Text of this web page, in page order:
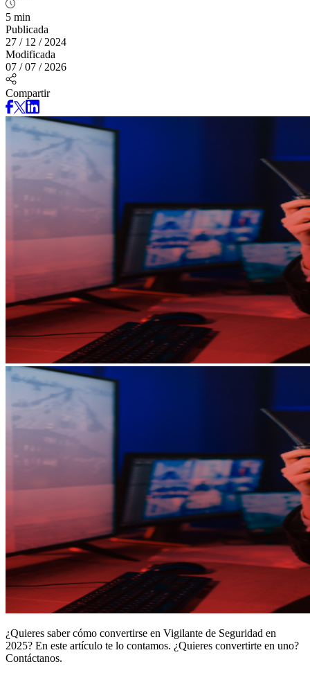
5 min
Publicada
27 / 12 / 2024
Modificada
07 / 07 / 2026
Compartir
¿Quieres saber cómo convertirse en Vigilante de Seguridad en
2025? En este artículo te lo contamos. ¿Quieres convertirte en uno?
Contáctanos.